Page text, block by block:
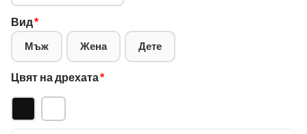
Вид*
Мъж Жена Дете
Цвят на дрехата*